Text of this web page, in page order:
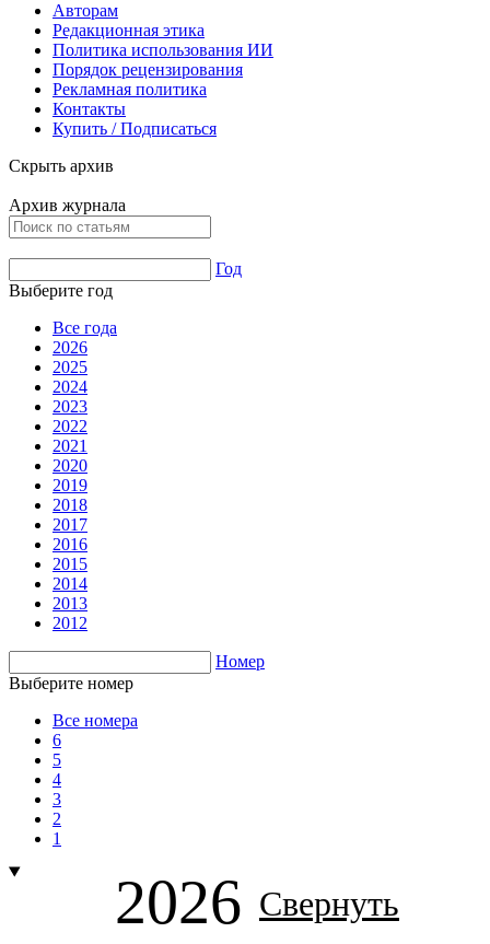
Авторам
Редакционная этика
Политика использования ИИ
Порядок рецензирования
Рекламная политика
Контакты
Купить / Подписаться
Скрыть архив
Архив журнала
Год
Выберите год
Все года
2026
2025
2024
2023
2022
2021
2020
2019
2018
2017
2016
2015
2014
2013
2012
Номер
Выберите номер
Все номера
6
5
4
3
2
1
2026 Свернуть